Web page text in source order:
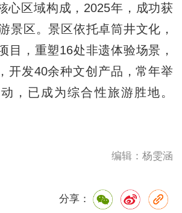
心区域构成，2025年，成功获
景区。景区依托卓筒井文化，
目，重塑16处非遗体验场景，
开发40余种文创产品，常年举
，已成为综合性旅游胜地。
编辑：杨雯涵
分享：